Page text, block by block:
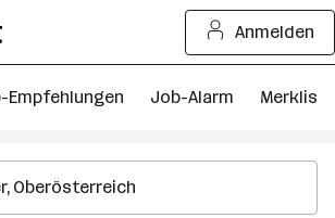
Anmelden
Empfehlungen Job-Alarm Merkliste